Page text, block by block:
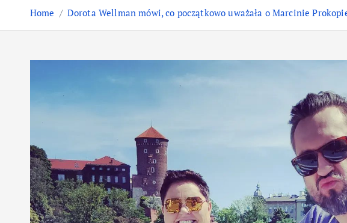
Home Dorota Wellman mówi, co początkowo uważała o Marcinie